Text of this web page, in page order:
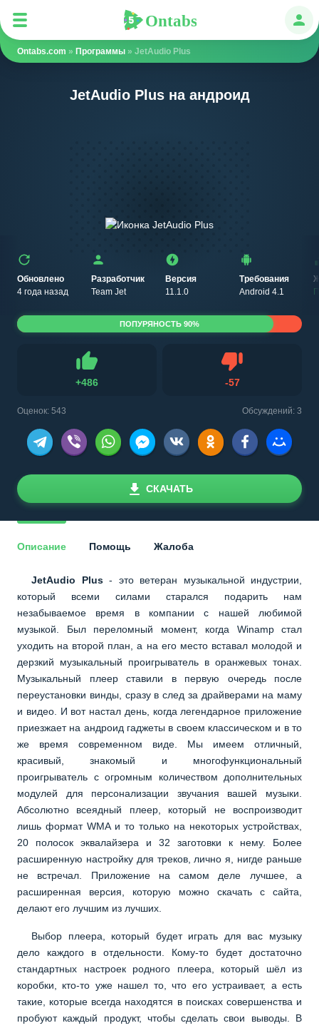
Ontabs
Ontabs.com » Программы » JetAudio Plus
JetAudio Plus на андроид
Обновлено
4 года назад
Разработчик
Team Jet
Версия
11.1.0
Требования
Android 4.1
+486
Нравится
-57Не нравится
Оценок: 543 Обсуждений: 3
ПОПУРЯНОСТЬ 90%
СКАЧАТЬ
Описание Помощь Жалоба
JetAudio Plus- это ветеран музыкальной индустрии,
который всеми силами старался подарить нам
незабываемое время в компании с нашей любимой
музыкой. Был переломный момент, когда Winamp стал
уходить на второй план, а на его место вставал молодой и
дерзкий музыкальный проигрыватель в оранжевых тонах.
Музыкальный плеер ставили в первую очередь после
переустановки винды, сразу в след за драйверами на маму
и видео. И вот настал день, когда легендарное приложение
приезжает на андроид гаджеты в своем классическом и в то
же время современном виде. Мы имеем отличный,
красивый, знакомый и многофункциональный
проигрыватель с огромным количеством дополнительных
модулей для персонализации звучания вашей музыки.
Абсолютно всеядный плеер, который не воспроизводит
лишь формат WMA и то только на некоторых устройствах,
20 полосок эквалайзера и 32 заготовки к нему. Более
расширенную настройку для треков, лично я, нигде раньше
не встречал. Приложение на самом деле лучшее, а
расширенная версия, которую можно скачать с сайта,
делают его лучшим из лучших.
Выбор плеера, который будет играть для вас музыку
дело каждого в отдельности. Кому-то будет достаточно
стандартных настроек родного плеера, который шёл из
коробки, кто-то уже нашел то, что его устраивает, а есть
такие, которые всегда находятся в поисках совершенства и
пробуют каждый продукт, чтобы сделать свои выводы. В